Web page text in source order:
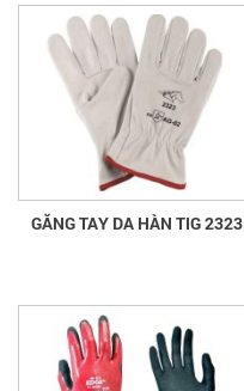
GĂNG TAY DA HÀN TIG 2323